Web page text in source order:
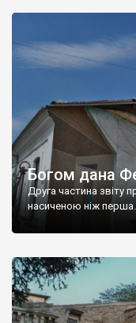
Богом дана
Друга частина звіту
насиченою ніж перша.